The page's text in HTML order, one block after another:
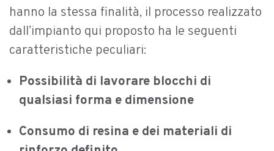
hanno la stessa finalità, il processo realizzato
dall’impianto qui proposto ha le seguenti
caratteristiche peculiari:
Possibilità di lavorare blocchi di
qualsiasi forma e dimensione
Consumo di resina e dei materiali di